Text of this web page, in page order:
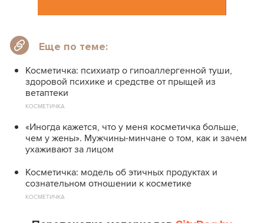
Еще по теме:
Косметичка: психиатр о гипоаллергенной туши,
здоровой психике и средстве от прыщей из
ветаптеки
КОСМЕТИЧКА
«Иногда кажется, что у меня косметичка больше,
чем у жены». Мужчины-минчане о том, как и зачем
ухаживают за лицом
Косметичка: модель об этичных продуктах и
сознательном отношении к косметике
КОСМЕТИЧКА